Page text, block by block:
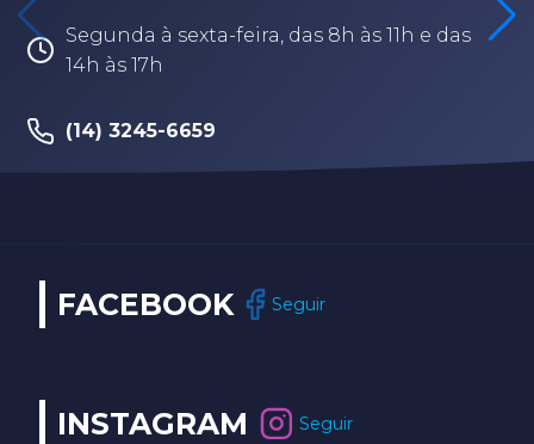
Segunda à sexta-feira, das 8h às 11h e das
14h às 17h
(14) 3245-6659
FACEBOOK Seguir
INSTAGRAM Seguir